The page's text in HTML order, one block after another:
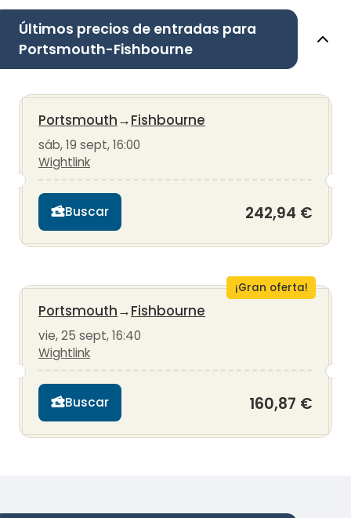
Últimos precios de entradas para
Portsmouth-Fishbourne
Portsmouth→Fishbourne
sáb, 19 sept, 16:00
Wightlink
Buscar 242,94 €
¡Gran oferta!
Portsmouth→Fishbourne
vie, 25 sept, 16:40
Wightlink
Buscar 160,87 €